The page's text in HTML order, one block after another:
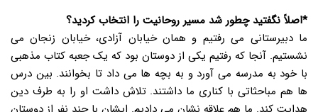
*اصلاً نگفتید چطور شد مسیر روحانیت را انتخاب کردید؟
ما دبیرستانی می رفتیم و همان خیابان آزادی، خیابان زنجان می
نشستیم. آنجا که رفتیم یکی از دوستان بود که یک جعبه کتاب مذهبی
با خود به مدرسه می آورد و به بچه ها می داد تا بخوانند. بین درس
ها هم مباحثاتی با کناری ما داشتند. تلاش داشت او را به طرف دین